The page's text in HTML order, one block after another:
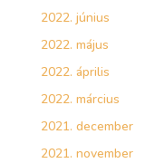
2022. június
2022. május
2022. április
2022. március
2021. december
2021. november